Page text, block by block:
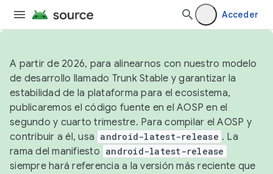
Acceder
A partir de 2026, para alinearnos con nuestro modelo
de desarrollo llamado Trunk Stable y garantizar la
estabilidad de la plataforma para el ecosistema,
publicaremos el código fuente en el AOSP en el
segundo y cuarto trimestre. Para compilar el AOSP y
contribuir a él, usa android-latest-release . La
rama del manifiesto android-latest-release
siempre hará referencia a la versión más reciente que